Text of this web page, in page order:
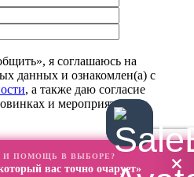
я соглашаюсь на
данных и ознакомлен(а) с
, а также даю согласие
и мероприятиях
И ПОМОЩЬ В ВЫБОРЕ?
вас точно очарует»